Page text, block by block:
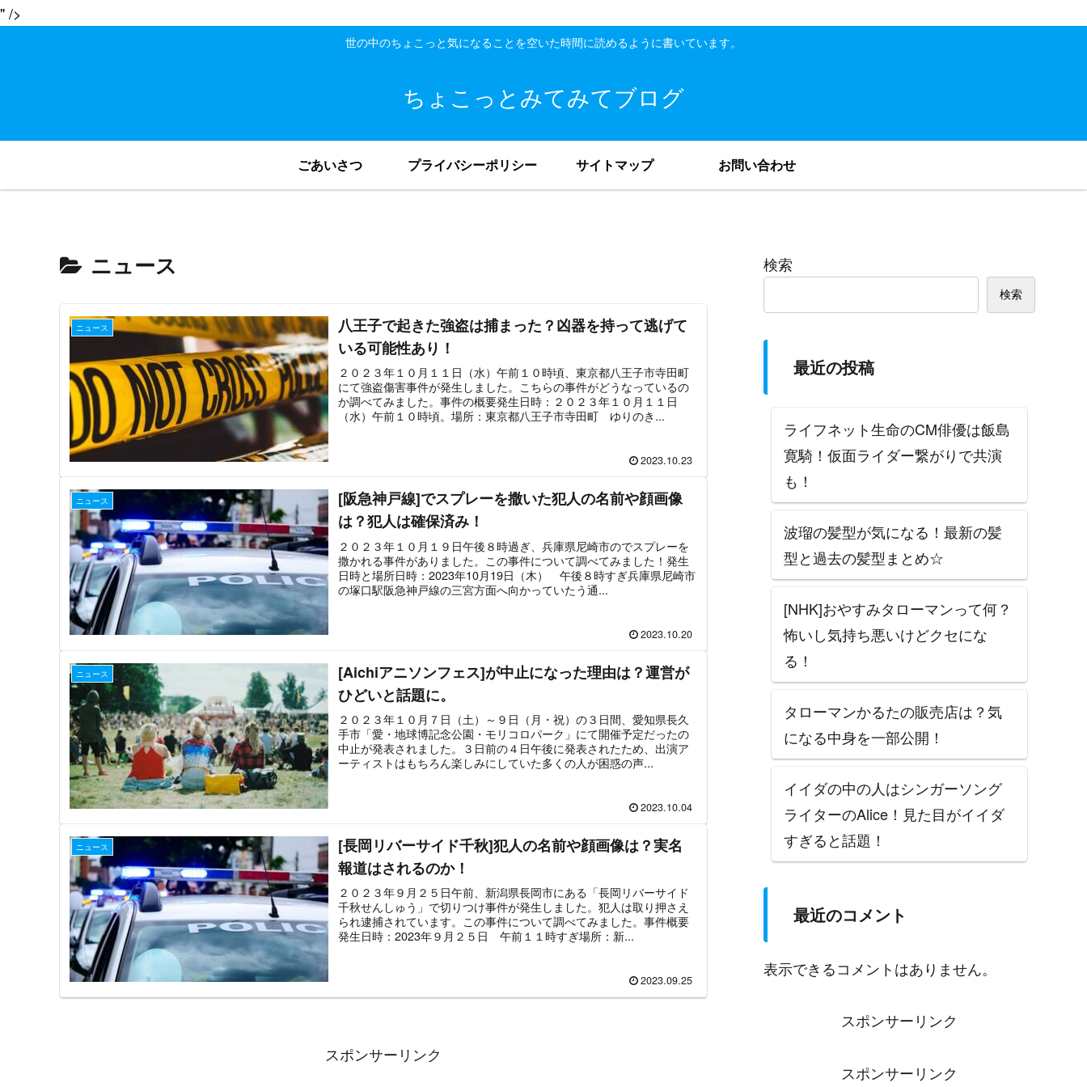
" />
世の中のちょこっと気になることを空いた時間に読めるように書いています。
ちょこっとみてみてブログ
ごあいさつ プライバシーポリシー サイトマップ お問い合わせ
ニュース
ニュース
八王子で起きた強盗は捕まった？凶器を持って逃げて
いる可能性あり！
２０２３年１０月１１日（水）午前１０時頃、東京都八王子市寺田町
にて強盗傷害事件が発生しました。こちらの事件がどうなっているの
か調べてみました。事件の概要発生日時：２０２３年１０月１１日
（水）午前１０時頃。場所：東京都八王子市寺田町 ゆりのき...
2023.10.23
ニュース
[阪急神戸線]でスプレーを撒いた犯人の名前や顔画像
は？犯人は確保済み！
２０２３年１０月１９日午後８時過ぎ、兵庫県尼崎市のでスプレーを
撒かれる事件がありました。この事件について調べてみました！発生
日時と場所日時：2023年10月19日（木） 午後８時すぎ兵庫県尼崎市
の塚口駅阪急神戸線の三宮方面へ向かっていたう通...
2023.10.20
ニュース
[Aichiアニソンフェス]が中止になった理由は？運営が
ひどいと話題に。
２０２３年１０月７日（土）～９日（月・祝）の３日間、愛知県長久
手市「愛・地球博記念公園・モリコロパーク」にて開催予定だったの
中止が発表されました。３日前の４日午後に発表されたため、出演ア
ーティストはもちろん楽しみにしていた多くの人が困惑の声...
2023.10.04
ニュース
[長岡リバーサイド千秋]犯人の名前や顔画像は？実名
報道はされるのか！
２０２３年９月２５日午前、新潟県長岡市にある「長岡リバーサイド
千秋せんしゅう」で切りつけ事件が発生しました。犯人は取り押さえ
られ逮捕されています。この事件について調べてみました。事件概要
発生日時：2023年９月２５日 午前１１時すぎ場所：新...
2023.09.25
スポンサーリンク
検索
検索
最近の投稿
ライフネット生命のCM俳優は飯島
寛騎！仮面ライダー繋がりで共演
も！
波瑠の髪型が気になる！最新の髪
型と過去の髪型まとめ☆
[NHK]おやすみタローマンって何？
怖いし気持ち悪いけどクセにな
る！
タローマンかるたの販売店は？気
になる中身を一部公開！
イイダの中の人はシンガーソング
ライターのAlice！見た目がイイダ
すぎると話題！
最近のコメント
表示できるコメントはありません。
スポンサーリンク
スポンサーリンク